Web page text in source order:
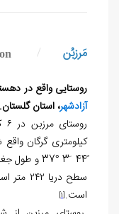
مَرزبُن /
روستایی واقع در
آزادشهر، استان گلستان.
کیلومتری گرگان
است.[1]